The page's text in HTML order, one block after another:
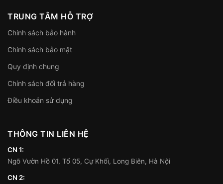
TRUNG TÂM HỖ TRỢ
Chính sách bảo hành
Chính sách bảo mật
Quy định chung
Chính sách đổi trả hàng
Điều khoản sử dụng
THÔNG TIN LIÊN HỆ
CN 1:
Ngõ Vườn Hồ 01, Tổ 05, Cự Khối, Long Biên, Hà Nội
CN 2: